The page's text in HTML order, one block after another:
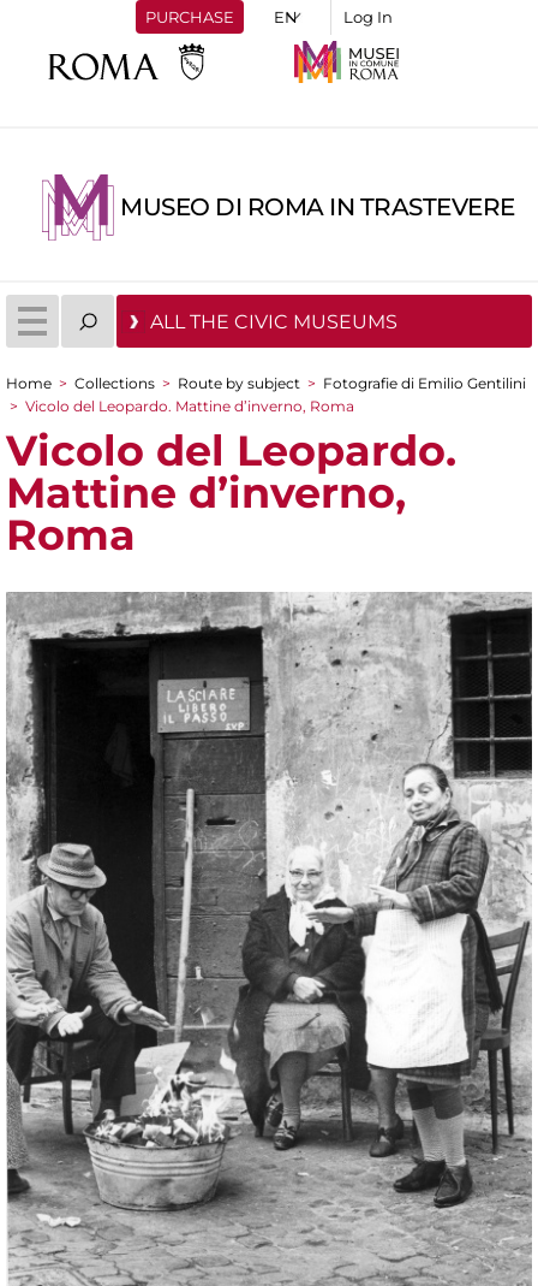
PURCHASE Log In
MUSEO DI ROMA IN TRASTEVERE
ALL THE CIVIC MUSEUMS
You are here
Home > Collections > Route by subject > Fotografie di Emilio Gentilini
> Vicolo del Leopardo. Mattine d’inverno, Roma
Vicolo del Leopardo.
Mattine d’inverno,
Roma